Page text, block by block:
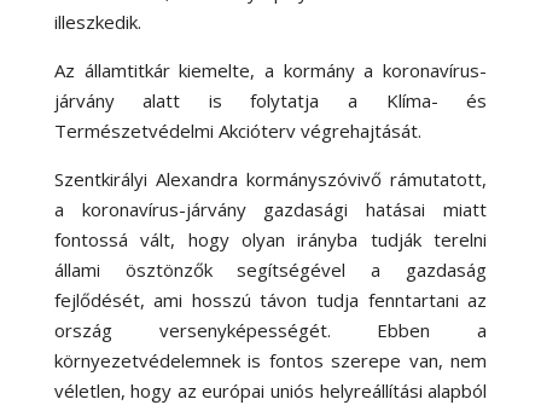
illeszkedik.
Az államtitkár kiemelte, a kormány a koronavírus-
járvány alatt is folytatja a Klíma- és
Természetvédelmi Akcióterv végrehajtását.
Szentkirályi Alexandra kormányszóvivő rámutatott,
a koronavírus-járvány gazdasági hatásai miatt
fontossá vált, hogy olyan irányba tudják terelni
állami ösztönzők segítségével a gazdaság
fejlődését, ami hosszú távon tudja fenntartani az
ország versenyképességét. Ebben a
környezetvédelemnek is fontos szerepe van, nem
véletlen, hogy az európai uniós helyreállítási alapból